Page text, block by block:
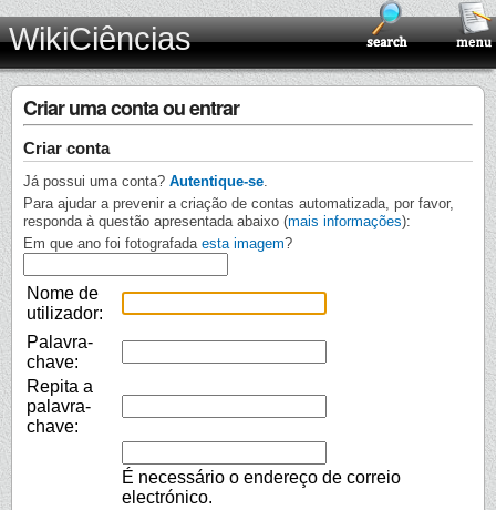
WikiCiências
Criar uma conta ou entrar
Criar conta
Já possui uma conta? Autentique-se
Para ajudar a prevenir a criação de contas automatizada, por favor,
responda à questão apresentada abaixo (mais informações):
Em que ano foi fotografada esta imagem?
Nome de
utilizador:
Palavra-
chave:
Repita a
palavra-
chave:
É necessário o endereço de correio
electrónico.